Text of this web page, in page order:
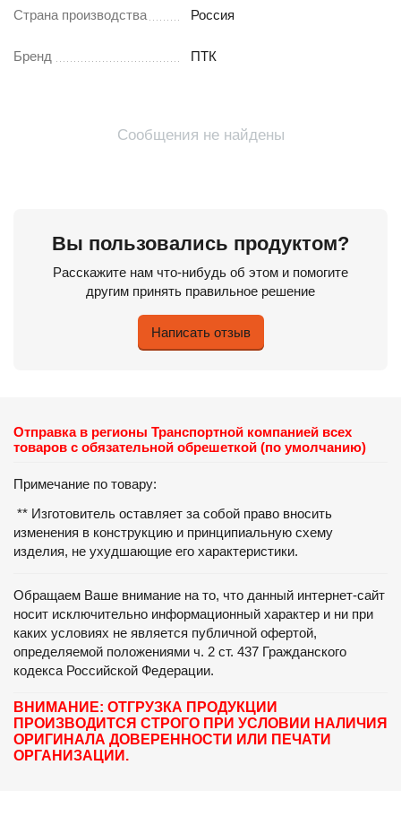
Страна производства Россия
Бренд ПТК
Сообщения не найдены
Вы пользовались продуктом?
Расскажите нам что-нибудь об этом и помогите
другим принять правильное решение
Написать отзыв
Отправка в регионы Транспортной компанией всех
товаров с обязательной обрешеткой (по умолчанию)
Примечание по товару:
** Изготовитель оставляет за собой право вносить
изменения в конструкцию и принципиальную схему
изделия, не ухудшающие его характеристики.
Обращаем Ваше внимание на то, что данный интернет-сайт
носит исключительно информационный характер и ни при
каких условиях не является публичной офертой,
определяемой положениями ч. 2 ст. 437 Гражданского
кодекса Российской Федерации.
ВНИМАНИЕ: ОТГРУЗКА ПРОДУКЦИИ
ПРОИЗВОДИТСЯ СТРОГО ПРИ УСЛОВИИ НАЛИЧИЯ
ОРИГИНАЛА ДОВЕРЕННОСТИ ИЛИ ПЕЧАТИ
ОРГАНИЗАЦИИ.